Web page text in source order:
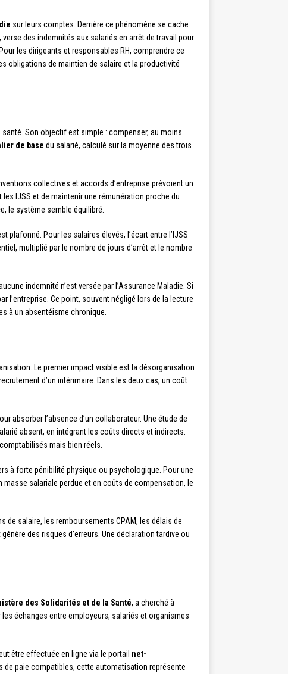
sur leurs comptes. Derrière ce phénomène se cache
, verse des indemnités aux salariés en arrêt de travail pour
les dirigeants et responsables RH, comprendre ce
obligations de maintien de salaire et la productivité
Son objectif est simple : compenser, au moins
de base du salarié, calculé sur la moyenne des trois
collectives et accords d’entreprise prévoient un
IJSS et de maintenir une rémunération proche du
le système semble équilibré.
plafonné. Pour les salaires élevés, l’écart entre l’IJSS
multiplié par le nombre de jours d’arrêt et le nombre
indemnité n’est versée par l’Assurance Maladie. Si
l’entreprise. Ce point, souvent négligé lors de la lecture
à un absentéisme chronique.
Le premier impact visible est la désorganisation
d’un intérimaire. Dans les deux cas, un coût
absorber l’absence d’un collaborateur. Une étude de
absent, en intégrant les coûts directs et indirects.
mais bien réels.
à forte pénibilité physique ou psychologique. Pour une
masse salariale perdue et en coûts de compensation, le
salaire, les remboursements CPAM, les délais de
des risques d’erreurs. Une déclaration tardive ou
des Solidarités et de la Santé, a cherché à
échanges entre employeurs, salariés et organismes
être effectuée en ligne via le portail net-
de paie compatibles, cette automatisation représente